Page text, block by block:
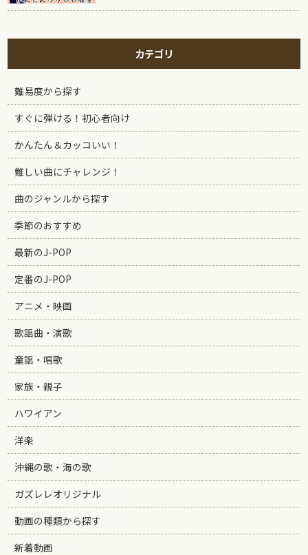
カテゴリ
難易度から探す
すぐに弾ける！初心者向け
かんたん＆カッコいい！
難しい曲にチャレンジ！
曲のジャンルから探す
季節のおすすめ
最新のJ-POP
定番のJ-POP
アニメ・映画
歌謡曲・演歌
童謡・唱歌
家族・親子
ハワイアン
洋楽
沖縄の歌・海の歌
ガズレレオリジナル
動画の種類から探す
新着動画